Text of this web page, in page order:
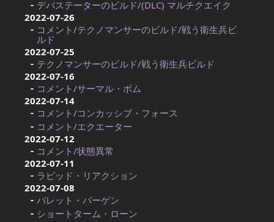
デバステーターのビルド/(DLC) マルチクエイク
2022-07-26
コメント/テクノマンサーのビルド/戦う衛生兵ビ
ルド
2022-07-25
テクノマンサーのビルド/戦う衛生兵ビルド
2022-07-16
コメント/サーマル・ボム
2022-07-14
コメント/コンカッシブ・フォース
コメント/エクエーター
2022-07-12
コメント/状態異常
2022-07-11
ラピッド・リアクション
2022-07-08
バレット・バーゲン
ショートターム・ローン